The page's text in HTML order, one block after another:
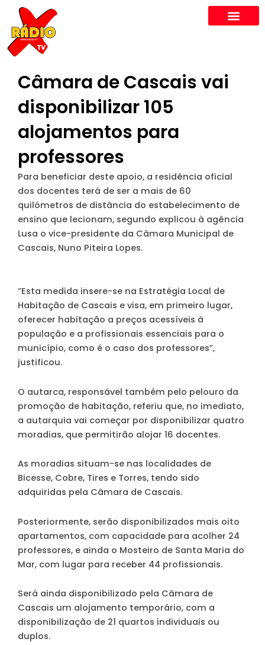
content
Câmara de Cascais vai
disponibilizar 105
alojamentos para
professores
Para beneficiar deste apoio, a residência oficial
dos docentes terá de ser a mais de 60
quilómetros de distância do estabelecimento de
ensino que lecionam, segundo explicou à agência
Lusa o vice-presidente da Câmara Municipal de
Cascais, Nuno Piteira Lopes.
“Esta medida insere-se na Estratégia Local de
Habitação de Cascais e visa, em primeiro lugar,
oferecer habitação a preços acessíveis à
população e a profissionais essenciais para o
município, como é o caso dos professores”,
justificou.
O autarca, responsável também pelo pelouro da
promoção de habitação, referiu que, no imediato,
a autarquia vai começar por disponibilizar quatro
moradias, que permitirão alojar 16 docentes.
As moradias situam-se nas localidades de
Bicesse, Cobre, Tires e Torres, tendo sido
adquiridas pela Câmara de Cascais.
Posteriormente, serão disponibilizados mais oito
apartamentos, com capacidade para acolher 24
professores, e ainda o Mosteiro de Santa Maria do
Mar, com lugar para receber 44 profissionais.
Será ainda disponibilizado pela Câmara de
Cascais um alojamento temporário, com a
disponibilização de 21 quartos individuais ou
duplos.